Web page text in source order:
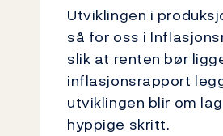
Utviklingen i
så for oss i
slik at renten bør
inflasjonsrapport
utviklingen blir om
hyppige skritt.